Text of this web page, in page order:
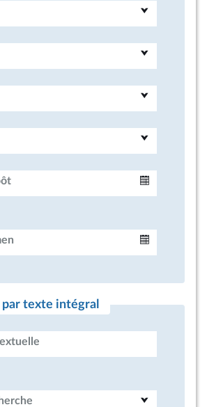
par texte intégral